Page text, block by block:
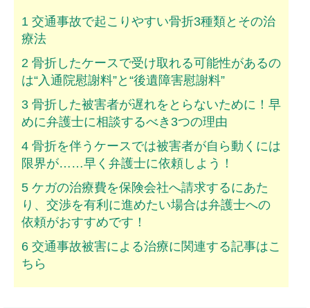
1 交通事故で起こりやすい骨折3種類とその治
療法
2 骨折したケースで受け取れる可能性があるの
は“入通院慰謝料”と“後遺障害慰謝料”
3 骨折した被害者が遅れをとらないために！早
めに弁護士に相談するべき3つの理由
4 骨折を伴うケースでは被害者が自ら動くには
限界が……早く弁護士に依頼しよう！
5 ケガの治療費を保険会社へ請求するにあた
り、交渉を有利に進めたい場合は弁護士への
依頼がおすすめです！
6 交通事故被害による治療に関連する記事はこ
ちら